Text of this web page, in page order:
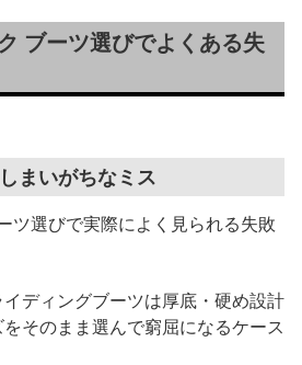
ブーツ選びでよくある失
まいがちなミス
ツ選びで実際によく見られる失敗
イディングブーツは厚底・硬め設計
そのまま選んで窮屈になるケース